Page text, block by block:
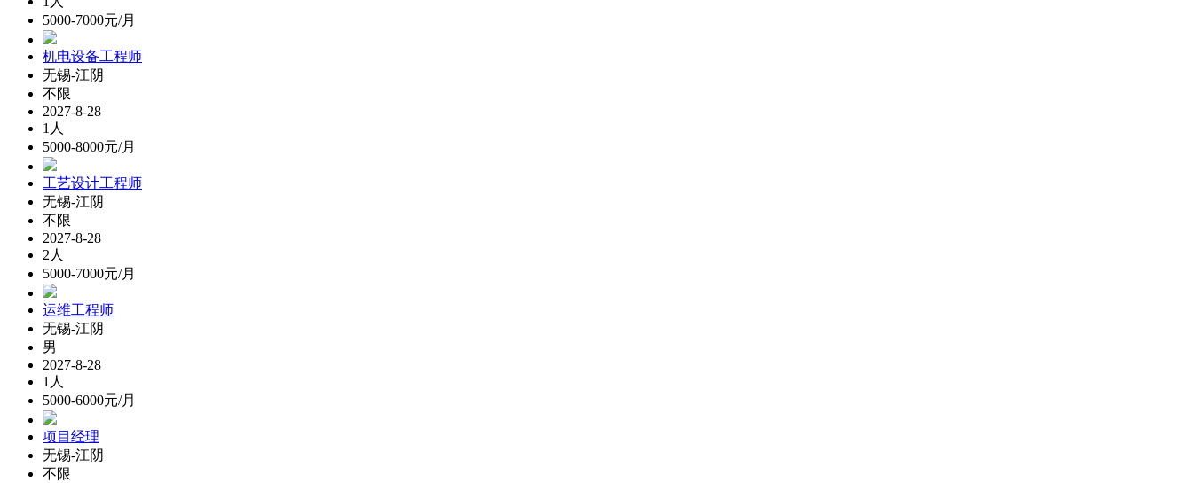
5000-7000元/月
机电设备工程师
无锡-江阴
不限
2027-8-28
1人
5000-8000元/月
工艺设计工程师
无锡-江阴
不限
2027-8-28
2人
5000-7000元/月
运维工程师
无锡-江阴
男
2027-8-28
1人
5000-6000元/月
项目经理
无锡-江阴
不限